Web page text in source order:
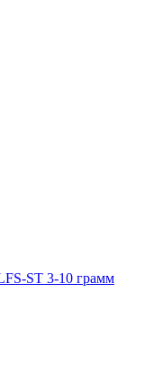
ST 3-10 грамм